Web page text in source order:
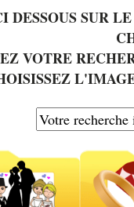
DESSOUS SUR
VOTRE